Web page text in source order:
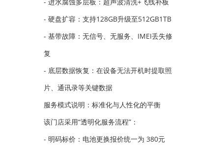
- 硬盘扩容：支持128GB升级至512GB1TB
- 基带故障：无信号、无服务、IMEI丢失修
复
- 底层数据恢复：在设备无法开机时提取照
片、通讯录等关键数据
服务模式说明：标准化与人性化的平衡
该门店采用“透明化服务流程”：
- 明码标价：电池更换报价统一为 380元